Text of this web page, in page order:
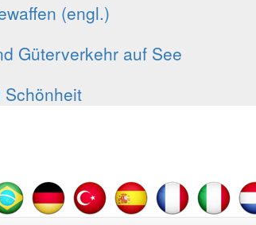
(engl.)
Güterverkehr auf See
Schönheit